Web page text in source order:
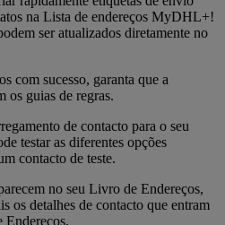
na Lista de endereços MyDHL+!
ser atualizados diretamente no
com sucesso, garanta que a
os guias de regras.
de contacto para o seu
testar as diferentes opções
contacto de teste.
no seu Livro de Endereços,
os detalhes de contacto que entram
Endereços,